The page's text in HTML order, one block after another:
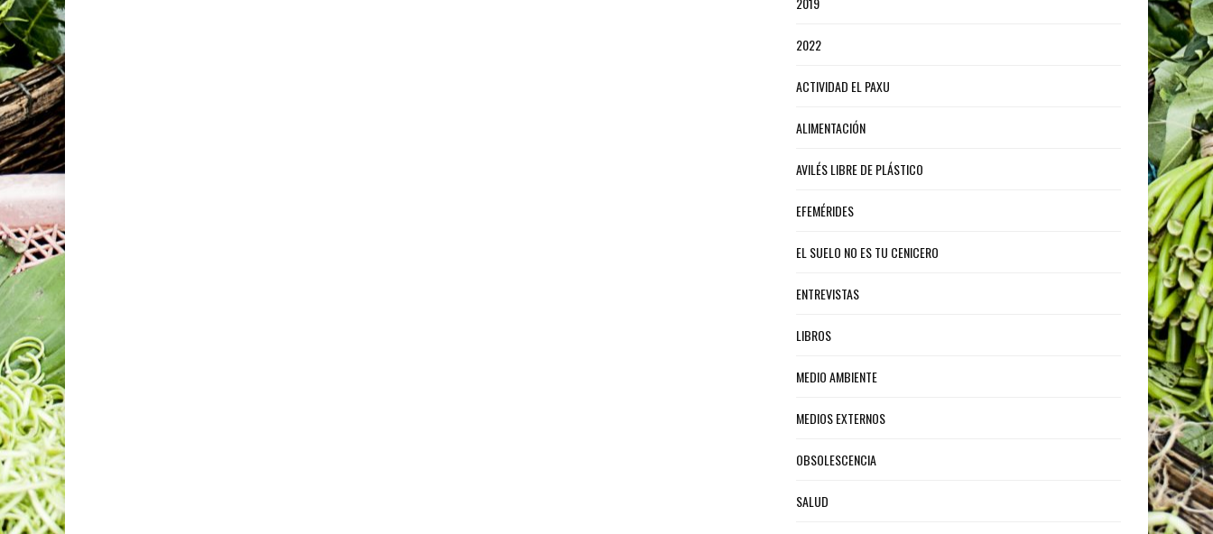
2022
ACTIVIDAD EL PAXU
ALIMENTACIÓN
AVILÉS LIBRE DE PLÁSTICO
EFEMÉRIDES
EL SUELO NO ES TU CENICERO
ENTREVISTAS
LIBROS
MEDIO AMBIENTE
MEDIOS EXTERNOS
OBSOLESCENCIA
SALUD